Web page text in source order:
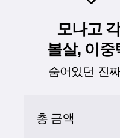
모나고
볼살, 이중
숨어있던 진
총 금액